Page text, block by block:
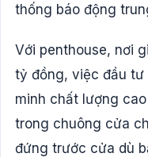
thống báo động
Với penthouse, nơi
tỷ đồng, việc đầu tư
minh chất lượng
trong chuông cửa
đứng trước cửa dù